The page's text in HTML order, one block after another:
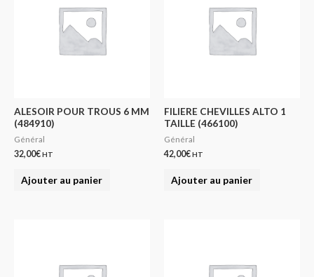
ALESOIR POUR TROUS 6 MM
(484910)
Général
32,00€HT
Ajouter au panier
FILIERE CHEVILLES ALTO 1
TAILLE (466100)
Général
42,00€HT
Ajouter au panier